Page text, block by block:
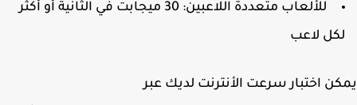
للألعاب متعددة اللاعبين: 30 ميجابت في الثانية أو أكثر
لاعب
اختبار سرعت الأنترنت لديك عبر